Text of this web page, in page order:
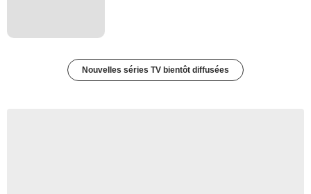
Nouvelles séries TV bientôt diffusées